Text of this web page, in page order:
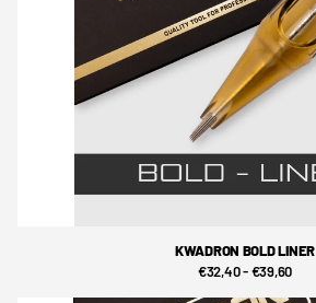
KWADRON BOLD LINER
€32,40- €39,60